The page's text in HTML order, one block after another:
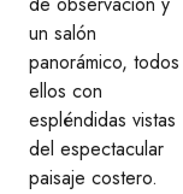
un salón
panorámico, todos
ellos con
espléndidas vistas
del espectacular
paisaje costero.